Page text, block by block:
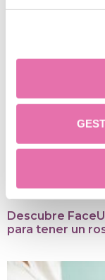
Descubre
para tener un